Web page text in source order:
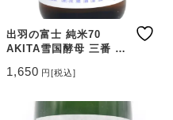
出羽の富士 純米70
AKITA雪国酵母 三番 火
1,650 円[税込]